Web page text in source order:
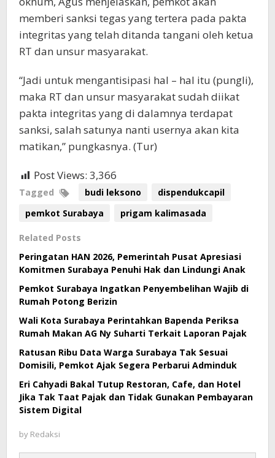
memberi sanksi tegas yang tertera pada pakta
integritas yang telah ditanda tangani oleh ketua
RT dan unsur masyarakat.
“Jadi untuk mengantisipasi hal – hal itu (pungli),
maka RT dan unsur masyarakat sudah diikat
pakta integritas yang di dalamnya terdapat
sanksi, salah satunya nanti usernya akan kita
matikan,” pungkasnya. (Tur)
Post Views: 3,366
Tagged budi leksono
dispendukcapil
pemkot Surabaya
prigam kalimasada
Related Posts
Peringatan HAN 2026, Pemerintah Pusat Apresiasi
Komitmen Surabaya Penuhi Hak dan Lindungi Anak
Pemkot Surabaya Ingatkan Penyembelihan Wajib di
Rumah Potong Berizin
Wali Kota Surabaya Perintahkan Bapenda Periksa
Rumah Makan AG Ny Suharti Terkait Laporan Pajak
Ratusan Ribu Data Warga Surabaya Tak Sesuai
Domisili, Pemkot Ajak Segera Perbarui Adminduk
Eri Cahyadi Bakal Tutup Restoran, Cafe, dan Hotel
Jika Tak Taat Pajak dan Tidak Gunakan Pembayaran
Sistem Digital
by Redaksi